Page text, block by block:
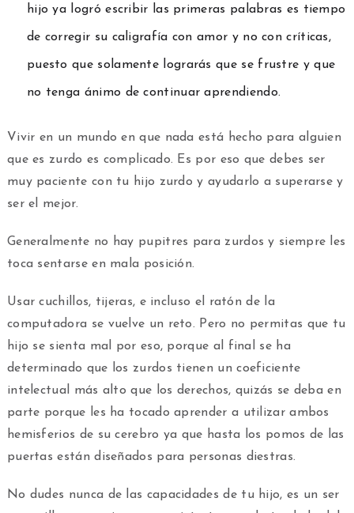
hijo ya logró escribir las primeras palabras es tiempo
de corregir su caligrafía con amor y no con críticas,
puesto que solamente lograrás que se frustre y que
no tenga ánimo de continuar aprendiendo.
Vivir en un mundo en que nada está hecho para alguien
que es zurdo es complicado. Es por eso que debes ser
muy paciente con tu hijo zurdo y ayudarlo a superarse y
ser el mejor.
Generalmente no hay pupitres para zurdos y siempre les
toca sentarse en mala posición.
Usar cuchillos, tijeras, e incluso el ratón de la
computadora se vuelve un reto. Pero no permitas que tu
hijo se sienta mal por eso, porque al final se ha
determinado que los zurdos tienen un coeficiente
intelectual más alto que los derechos, quizás se deba en
parte porque les ha tocado aprender a utilizar ambos
hemisferios de su cerebro ya que hasta los pomos de las
puertas están diseñados para personas diestras.
No dudes nunca de las capacidades de tu hijo, es un ser